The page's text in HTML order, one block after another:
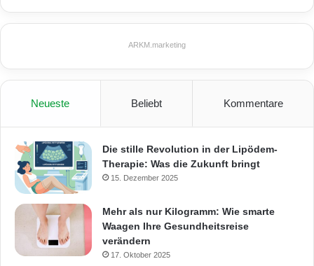
ARKM.marketing
Neueste Beliebt Kommentare
Die stille Revolution in der Lipödem-
Therapie: Was die Zukunft bringt
15. Dezember 2025
Mehr als nur Kilogramm: Wie smarte
Waagen Ihre Gesundheitsreise
verändern
17. Oktober 2025